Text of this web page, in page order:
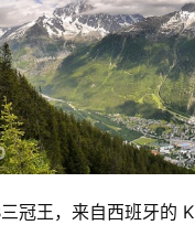
冠王，来自西班牙的